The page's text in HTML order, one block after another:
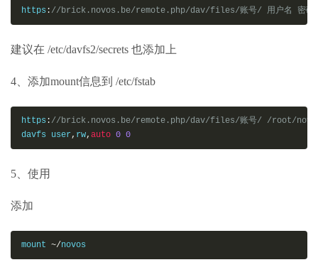
https : //brick.novos.be/remote.php/dav/files/账号/ 用户名 密码
建议在 /etc/davfs2/secrets 也添加上
4、添加mount信息到 /etc/fstab
https : //brick.novos.be/remote.php/dav/files/账号/ /root/
davfs user, rw, auto 0 0
5、使用
添加
mount ~/novos